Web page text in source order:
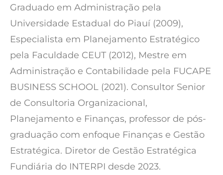
Graduado em Administração pela
Universidade Estadual do Piauí (2009),
Especialista em Planejamento Estratégico
pela Faculdade CEUT (2012), Mestre em
Administração e Contabilidade pela FUCAPE
BUSINESS SCHOOL (2021). Consultor Senior
de Consultoria Organizacional,
Planejamento e Finanças, professor de pós-
graduação com enfoque Finanças e Gestão
Estratégica. Diretor de Gestão Estratégica
Fundiária do INTERPI desde 2023.